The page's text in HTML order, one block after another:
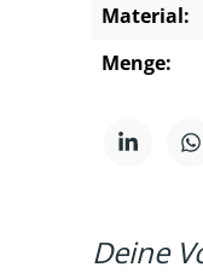
Material:
Menge:
Deine